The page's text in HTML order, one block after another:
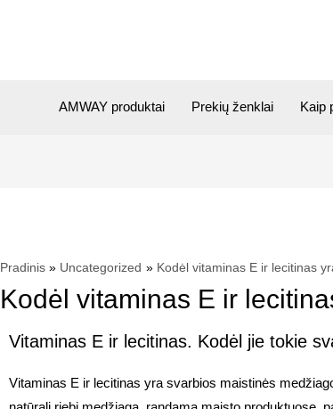
AMWAY produktai Prekių ženklai Kaip
Pradinis Uncategorized Kodėl vitaminas E ir lecitinas
Kodėl vitaminas E ir
Vitaminas E ir lecitinas. Kodėl jie tokie
Vitaminas E ir lecitinas yra svarbios maistinės